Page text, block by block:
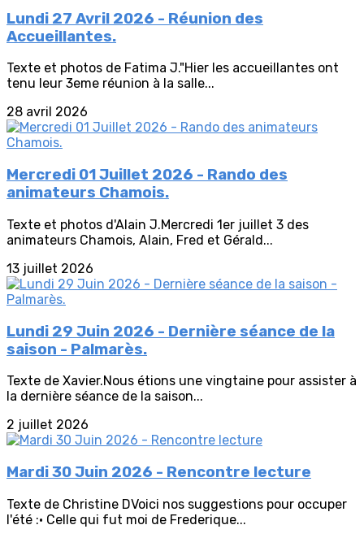
Lundi 27 Avril 2026 - Réunion des
Accueillantes.
Texte et photos de Fatima J."Hier les accueillantes ont
tenu leur 3eme réunion à la salle...
28 avril 2026
Mercredi 01 Juillet 2026 - Rando des
animateurs Chamois.
Texte et photos d'Alain J.Mercredi 1er juillet 3 des
animateurs Chamois, Alain, Fred et Gérald...
13 juillet 2026
Lundi 29 Juin 2026 - Dernière séance de la
saison - Palmarès.
Texte de Xavier.Nous étions une vingtaine pour assister à
la dernière séance de la saison...
2 juillet 2026
Mardi 30 Juin 2026 - Rencontre lecture
Texte de Christine DVoici nos suggestions pour occuper
l'été :• Celle qui fut moi de Frederique...